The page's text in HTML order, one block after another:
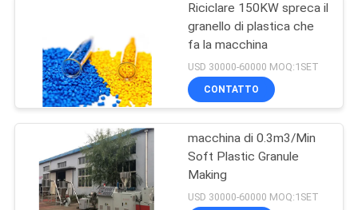
PREVENTIVO
MAPPA
SITO
Riciclare 150KW spreca il
granello di plastica che
fa la macchina
USD 30000-60000 MOQ:1SET
CONTATTO
macchina di 0.3m3/Min
Soft Plastic Granule
Making
USD 30000-60000 MOQ:1SET